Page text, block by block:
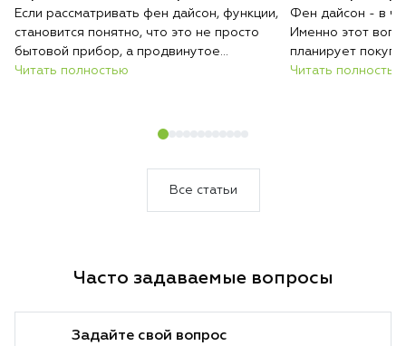
Если рассматривать фен дайсон, функции,
становится понятно, что это не просто
бытовой прибор, а продвинутое
устройство для ухода за волосами.
только быстро сушить, но и безопасно
и защите волос. Каждая функция здесь
Читать полностью
Фен дайсон - в
Именно этот
планирует
понимать: речь
покупкой важно
Читать полностью
Все статьи
Часто задаваемые вопросы
Задайте свой вопрос